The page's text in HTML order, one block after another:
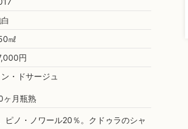
㎖
円
ン・ドサージュ
ヶ月瓶熟
ピノ・ノワール20％。クドゥラのシャ